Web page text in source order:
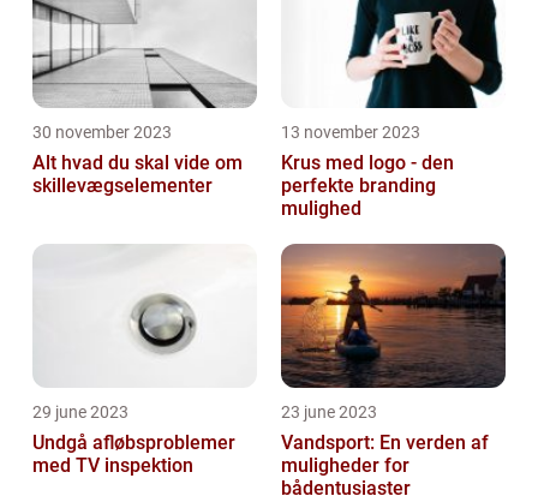
30 november 2023
Alt hvad du skal vide om
skillevægselementer
13 november 2023
Krus med logo - den
perfekte branding
mulighed
29 june 2023
Undgå afløbsproblemer
med TV inspektion
23 june 2023
Vandsport: En verden af
muligheder for
bådentusiaster